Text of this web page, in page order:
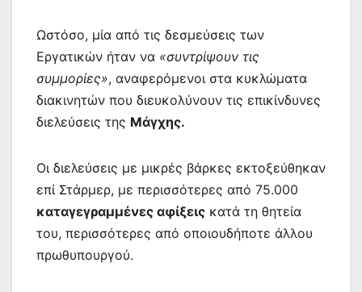
Ωστόσο, μία από τις δεσμεύσεις των
Εργατικών ήταν να «συντρίψουν τις
συμμορίες», αναφερόμενοι στα κυκλώματα
διακινητών που διευκολύνουν τις επικίνδυνες
διελεύσεις της Μάγχης.
Οι διελεύσεις με μικρές βάρκες εκτοξεύθηκαν
επί Στάρμερ, με περισσότερες από 75.000
καταγεγραμμένες αφίξεις κατά τη θητεία
του, περισσότερες από οποιουδήποτε άλλου
πρωθυπουργού.